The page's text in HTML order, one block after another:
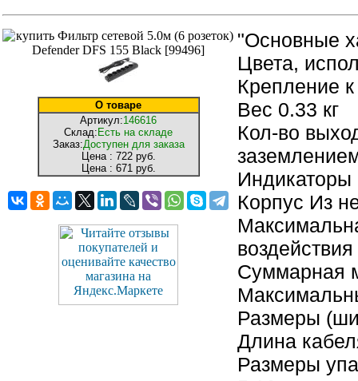
О товаре
Артикул:146616
Склад: Есть на складе
Заказ:Доступен для заказа
Цена : 722 руб.
Цена : 671 руб.
"Основные
Цвета,
Крепление
Вес 0.33 кг
Кол-во
Индикаторы
Корпус Из
Суммарная
Размеры
Длина
Размеры